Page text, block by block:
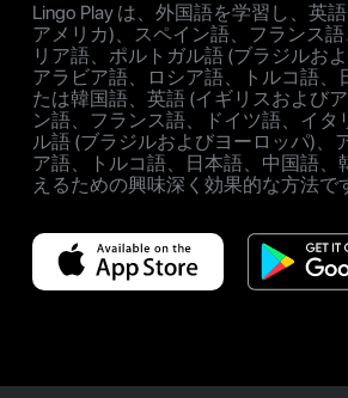
Lingo Play は、外国語を学習し、英
アメリカ)、スペイン語、フランス
リア語、ポルトガル語 (ブラジルお
アラビア語、ロシア語、トルコ語、
たは韓国語、英語 (イギリスおよび
ン語、フランス語、ドイツ語、イタ
ル語 (ブラジルおよびヨーロッパ)、
ア語、トルコ語、日本語、中国語、
えるための興味深く効果的な方法で